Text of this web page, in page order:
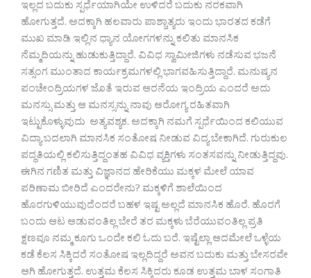
ಇಲ್ಲದ ಬದುಕು ಸ್ಪರ್ಧೆಯಾಗಿಯೇ ಉಳಿದರೆ ಬದುಕು ನರಕವಾಗಿ
ಹೋಗುತ್ತದೆ. ಅದಕ್ಕಾಗಿ ಹಲವಾರು ಪಾಶ್ಚಾತ್ಯರು ಇಂದು ಭಾರತದ ಕಡೆಗೆ
ಮುಖ ಮಾಡಿ ಇಲ್ಲಿನ ಧ್ಯಾನ ಯೋಗಗಳನ್ನು ಕಲಿತು ಮಾನಸಿಕ
ನೆಮ್ಮದಿಯನ್ನು ಹುಡುಕುತ್ತಿದ್ದಾರೆ. ವಿವಿಧ ಸ್ವಾಮೀಜಿಗಳು ನಡೆಸುವ ಭಜನೆ
ಸತ್ಸಂಗ ಮುಂತಾದ ಕಾರ್ಯಕ್ರಮಗಳಲ್ಲಿ ಭಾಗವಹಿಸುತ್ತಿದ್ದಾರೆ. ಮನುಷ್ಯನ
ಪಂಚೇಂದ್ರಿಯಗಳ ಜೊತೆ ಇರುವ ಆರನೆಯ ಇಂದ್ರಿಯ ಎಂದರೆ ಅದು
ಮನಸ್ಸು ಮತ್ತು ಆ ಮನಸ್ಸನ್ನು ನಾವು ಆರೋಗ್ಯ ರಹಿತವಾಗಿ
ಇಟ್ಟುಕೊಳ್ಳುವುದು ಅತ್ಯವಶ್ಯಕ. ಅದಕ್ಕಾಗಿ ನಮಗೆ ಸ್ಪರ್ಧೆಯಿಂದ ಕಲಿಯುವ
ವಿದ್ಯಾ ಬದಲಾಗಿ ಮಾನಸಿಕ ಸಂತೋಷ ನೀಡುವ ವಿದ್ಯ ಬೇಕಾಗಿದೆ. ಗುರುಕುಲ
ಪದ್ಧತಿಯಲ್ಲಿ ಕಲಿಸುತ್ತಿದ್ದಂತಹ ವಿವಿಧ ವ್ಯಕ್ತಿಗಳು ಸಂತಸವನ್ನು ನೀಡುತ್ತಿದ್ದವು.
ಈಗಿನ ಗಣಿತ ಮತ್ತು ವಿಜ್ಞಾನದ ಹೇರಿಕೆಯು ಮಕ್ಕಳ ಮೇಲೆ ಯಾವ
ಪರಿಣಾಮ ಬೀರಿದೆ ಎಂದರೇನು? ಮಕ್ಕಳಿಗೆ ಶಾಲೆಯಿಂದ
ಹೊರಗುಳಿಯುವುದೆಂದರೆ ಬಹಳ ಇಷ್ಟ ಅಲ್ಲದೆ ಮಾನಸಿಕ ಹೊರೆ. ಹೊರಗೆ
ಬಂದು ಆಟ ಆಡುವಂತಿಲ್ಲ ಬೇರೆ ತರ ಮಕ್ಕಳು ಬೆರೆಯುವಂತಿಲ್ಲ ಪ್ರತಿ
ಕ್ಷಣವೂ ನಮ್ಮ ಕೂಗು ಒಂದೇ ಕಲಿ ಓದು ಬರೆ. ಇಷ್ಟೆಲ್ಲಾ ಆದಮೇಲೆ ಒಳ್ಳೆಯ
ಕಡೆ ಕೆಲಸ ಸಿಕ್ಕಿದರೆ ಸಂತೋಷ ಇಲ್ಲದಿದ್ದರೆ ಅವನ ಬದುಕು ಮತ್ತು ಬೇಸರವೇ
ಆಗಿ ಹೋಗುತ್ತದೆ. ಉತ್ತಮ ಕೆಲಸ ಸಿಕ್ಕಿದರು ಕೂಡ ಉತ್ತಮ ಬಾಳ ಸಂಗಾತಿ